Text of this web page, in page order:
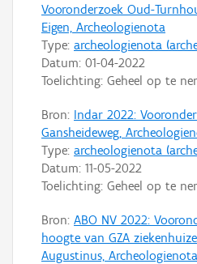
Vooronderzoek Oud-
Eigen, Archeologienota
Type: archeologienota
Datum: 01-04-2022
Toelichting: Geheel op te
Bron: Indar 2022:
Gansheideweg,
Type: archeologienota
Datum: 11-05-2022
Toelichting: Geheel op te
Bron: ABO NV 2022:
hoogte van GZA
Augustinus, Archeologienota